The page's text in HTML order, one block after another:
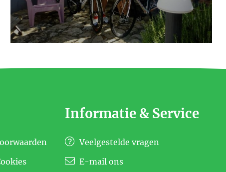
Informatie & Service
Veelgestelde vragen
E-mail ons